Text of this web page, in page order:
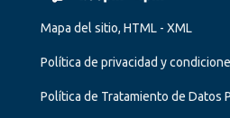
Mapa del sitio, HTML - XML
Política de privacidad y
Política de Tratamiento de Datos